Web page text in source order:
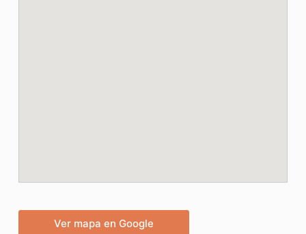
Ver mapa en Google